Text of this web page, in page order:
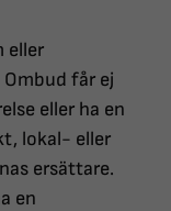
eller
får ej
eller ha en
lokal- eller
ersättare.
en